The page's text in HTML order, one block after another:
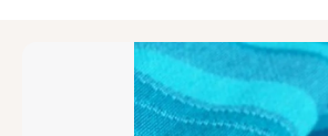
Ignorer la galerie d'images